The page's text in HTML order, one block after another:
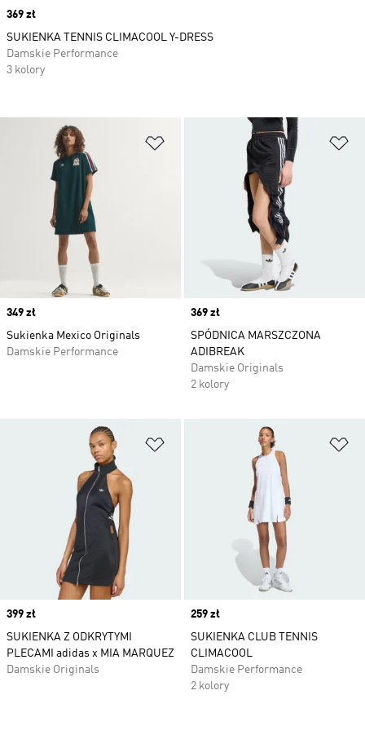
Dodaj do listy życzeń
Price
349 zł
Sukienka Mexico Originals
Damskie Performance
Price
369 zł
SPÓDNICA MARSZCZONA
ADIBREAK
Damskie Originals
2 kolory
Dodaj do listy życzeń
Price
399 zł
SUKIENKA Z ODKRYTYMI
PLECAMI adidas x MIA MARQUEZ
Damskie Originals
Price
259 zł
SUKIENKA CLUB TENNIS
CLIMACOOL
Damskie Performance
2 kolory
Price
369 zł
SUKIENKA TENNIS CLIMACOOL Y-DRESS
Damskie Performance
3 kolory